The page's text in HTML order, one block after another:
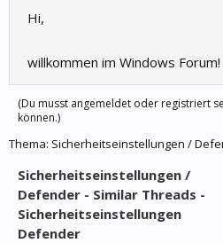
Hi,
willkommen im Windows Forum!
(Du musst angemeldet oder registriert
können.)
Thema: Sicherheitseinstellungen /
Sicherheitseinstellungen /
Defender - Similar Threads -
Sicherheitseinstellungen
Defender